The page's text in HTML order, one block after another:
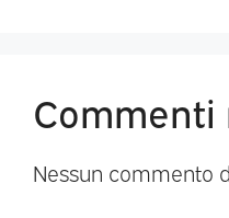
Nessun commento